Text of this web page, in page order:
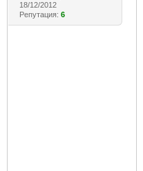
18/12/2012
Репутация: 6